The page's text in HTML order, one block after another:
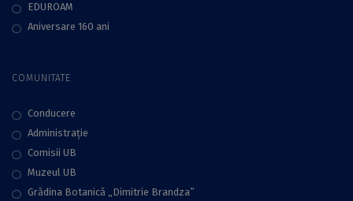
EDUROAM
Aniversare 160 ani
COMUNITATE
Conducere
Administraţie
Comisii UB
Muzeul UB
Grădina Botanică „Dimitrie Brandza”